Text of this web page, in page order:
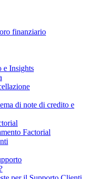
finanziario
e Insights
di note di credito e
Factorial